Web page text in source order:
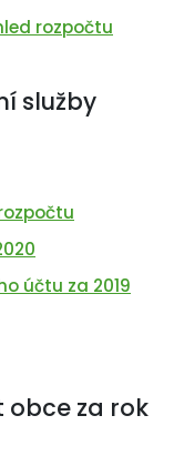
rozpočtu
služby
účtu za 2019
obce za rok